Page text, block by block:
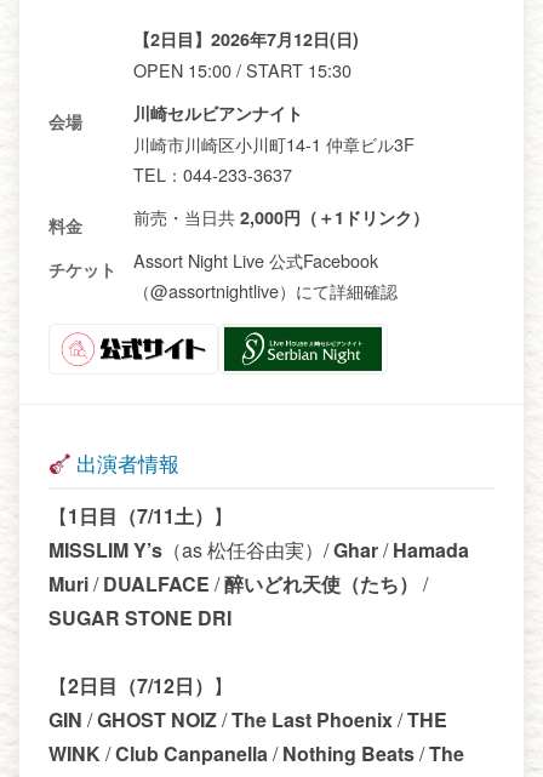
【2日目】2026年7月12日(日)
OPEN 15:00 / START 15:30
会場 川崎セルビアンナイト
川崎市川崎区小川町14-1 仲章ビル3F
TEL：044-233-3637
料金 前売・当日共 2,000円（＋1ドリンク）
チケット
Assort Night Live 公式Facebook
（@assortnightlive）にて詳細確認
出演者情報
【1日目（7/11土） 】
MISSLIM Y’s （as 松任谷由実）/Ghar/Hamada
Muri/DUALFACE /醉いどれ天使（たち） /
SUGAR STONE DRI
【2日目（7/12日） 】
GIN /GHOST NOIZ/The Last Phoenix/THE
WINK/Club Canpanella/Nothing Beats/The